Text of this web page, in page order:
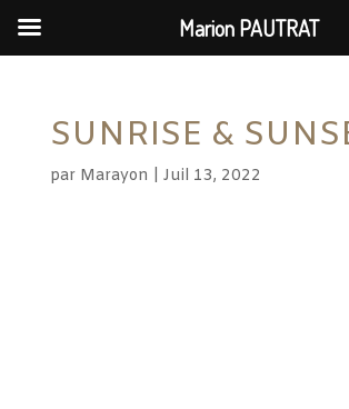
SUNRISE &
par Marayon Juil 13, 2022
Marion PAUTRAT